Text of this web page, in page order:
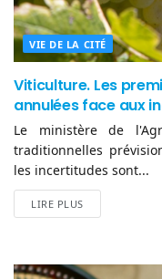
VIE DE LA CITÉ
Viticulture. Les
annulées face aux
Le ministère de
traditionnelles
les incertitudes sont...
LIRE PLUS